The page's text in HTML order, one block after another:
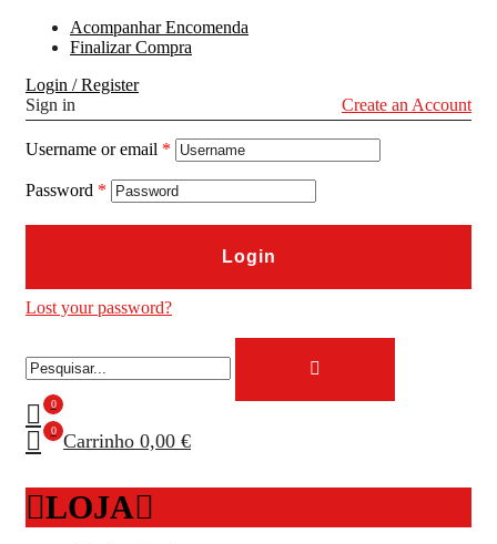
Acompanhar Encomenda
Finalizar Compra
Login / Register
Sign in
Create an Account
Username or email *
Password *
Login
Lost your password?
0
0 Carrinho 0,00 €
LOJA